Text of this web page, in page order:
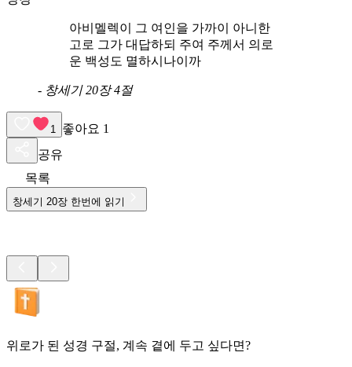
아비멜렉이 그 여인을 가까이 아니한
고로 그가 대답하되 주여 주께서 의로
운 백성도 멸하시나이까
- 창세기 20장 4절
1 좋아요 1
공유
목록
창세기 20장 한번에 읽기
위로가 된 성경 구절, 계속 곁에 두고 싶다면?